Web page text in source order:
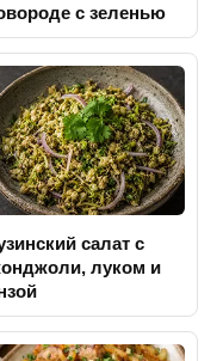
с зеленью
салат с
луком и